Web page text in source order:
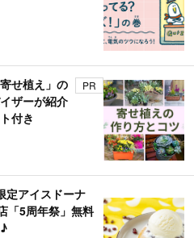
せ植え」の
ザーが紹介
付き
PR
定アイスドーナ
「5周年祭」無料